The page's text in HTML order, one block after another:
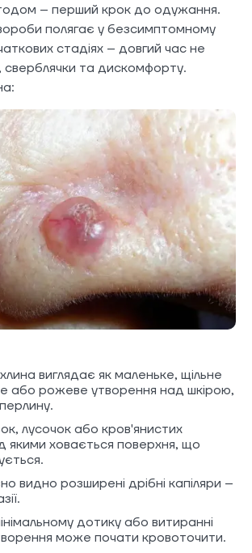
– перший крок до одужання.
полягає у безсимптомному
стадіях – довгий час не
сверблячки та дискомфорту.
виглядає як маленьке, щільне
або рожеве утворення над шкірою,
лусочок або кров'янистих
якими ховається поверхня, що
видно розширені дрібні капіляри –
дотику або витиранні
може почати кровоточити.